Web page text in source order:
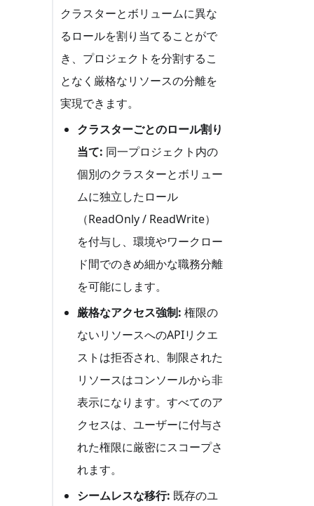
クラスターとボリュームに異な
るロールを割り当てることがで
き、プロジェクトを分割するこ
となく厳格なリソースの分離を
実現できます。
クラスターごとのロール割り
当て: 同一プロジェクト内の
個別のクラスターとボリュー
ムに独立したロール
（ReadOnly / ReadWrite）
を付与し、環境やワークロー
ド間でのきめ細かな職務分離
を可能にします。
厳格なアクセス強制: 権限の
ないリソースへのAPIリクエ
ストは拒否され、制限された
リソースはコンソールから非
表示になります。すべてのア
クセスは、ユーザーに付与さ
れた権限に厳密にスコープさ
れます。
シームレスな移行: 既存のユ